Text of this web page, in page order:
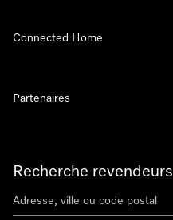
Recherche revendeurs
Connected Home
Partenaires